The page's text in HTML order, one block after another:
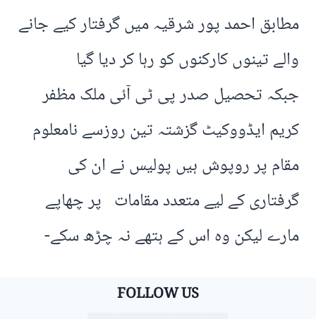
مطابق احمد پور شرقیہ میں گرفتار کیے جانے
والے تینوں کارکنوں کو رہا کر دیا گیا
جبکہ تحصیل صدر پی ٹی آئی ملک مظفر
کریم ایڈووکیٹ گزشتہ تین روزسے نامعلوم
مقام پر روپوش ہیں پولیس نے ان کی
گرفتاری کے لیے متعدد مقامات پر چھاپے
مارے لیکن وہ اس کے ہتھے نہ چڑھ سکے-
FOLLOW US